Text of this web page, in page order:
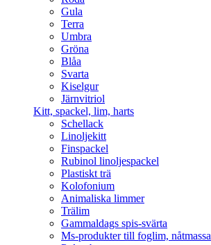
Gula
Terra
Umbra
Gröna
Blåa
Svarta
Kiselgur
Järnvitriol
Kitt, spackel, lim, harts
Schellack
Linoljekitt
Finspackel
Rubinol linoljespackel
Plastiskt trä
Kolofonium
Animaliska limmer
Trälim
Gammaldags spis-svärta
Ms-produkter till foglim, nåtmassa